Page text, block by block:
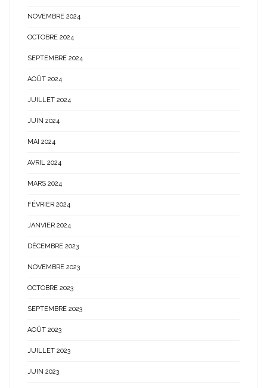
NOVEMBRE 2024
OCTOBRE 2024
SEPTEMBRE 2024
AOÛT 2024
JUILLET 2024
JUIN 2024
MAI 2024
AVRIL 2024
MARS 2024
FÉVRIER 2024
JANVIER 2024
DÉCEMBRE 2023
NOVEMBRE 2023
OCTOBRE 2023
SEPTEMBRE 2023
AOÛT 2023
JUILLET 2023
JUIN 2023